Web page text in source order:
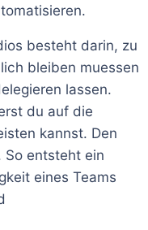
besteht darin, zu
bleiben muessen
lassen.
du auf die
kannst. Den
So entsteht ein
eines Teams